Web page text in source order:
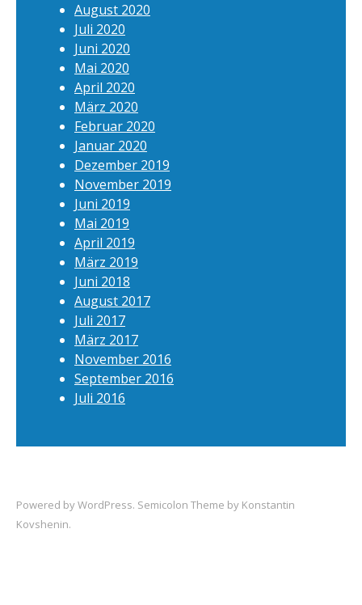
August 2020
Juli 2020
Juni 2020
Mai 2020
April 2020
März 2020
Februar 2020
Januar 2020
Dezember 2019
November 2019
Juni 2019
Mai 2019
April 2019
März 2019
Juni 2018
August 2017
Juli 2017
März 2017
November 2016
September 2016
Juli 2016
Powered byWordPress. Semicolon Theme by Konstantin
Kovshenin.